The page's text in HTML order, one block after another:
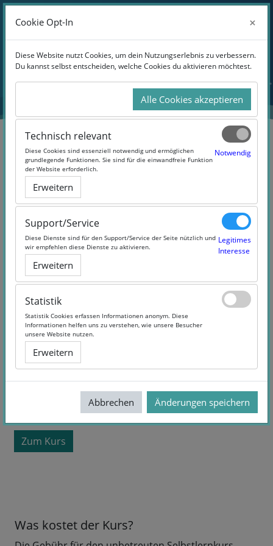
Zum Hauptinhalt
Website-Übersicht
Anmelden
Grundlagen der
Sozialpsychologie für Alltag,
Beruf und Gesellschaft
German
Zum Kurs
Was kostet der Kurs?
Cookie Opt-In ×
Diese Website nutzt Cookies, um dein Nutzungserlebnis zu verbessern.
Du kannst selbst entscheiden, welche Cookies du aktivieren möchtest.
Alle Cookies akzeptieren
Technisch relevant
Diese Cookies sind essenziell notwendig und ermöglichen
grundlegende Funktionen. Sie sind für die einwandfreie Funktion
der Website erforderlich.
Notwendig
Erweitern
Support/Service
Diese Dienste sind für den Support/Service der Seite nützlich und
wir empfehlen diese Dienste zu aktivieren.
Legitimes
Interesse
Erweitern
Statistik
Statistik Cookies erfassen Informationen anonym. Diese
Informationen helfen uns zu verstehen, wie unsere Besucher
unsere Website nutzen.
Erweitern
Abbrechen Änderungen speichern
Cookie Opt-In ×
Diese Website nutzt Cookies, um dein Nutzungserlebnis zu verbessern.
Du kannst selbst entscheiden, welche Cookies du aktivieren möchtest.
Alle Cookies akzeptieren
Technisch relevant
Diese Cookies sind essenziell notwendig und ermöglichen
grundlegende Funktionen. Sie sind für die einwandfreie Funktion
der Website erforderlich.
Notwendig
Erweitern
Support/Service
Diese Dienste sind für den Support/Service der Seite nützlich und
wir empfehlen diese Dienste zu aktivieren.
Legitimes
Interesse
Erweitern
Statistik
Statistik Cookies erfassen Informationen anonym. Diese
Informationen helfen uns zu verstehen, wie unsere Besucher
unsere Website nutzen.
Erweitern
Abbrechen Änderungen speichern